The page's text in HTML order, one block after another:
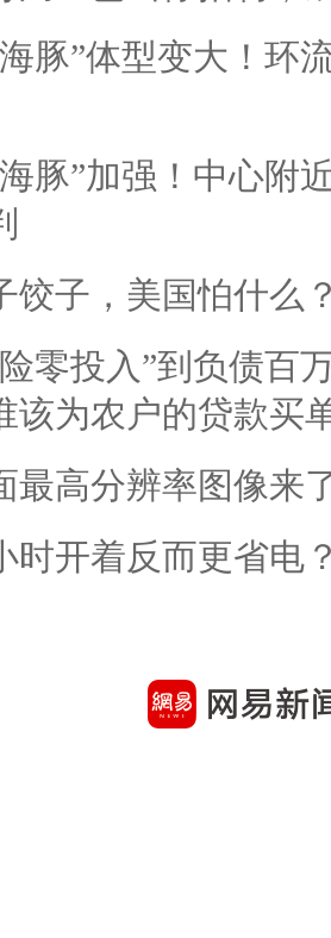
豚”体型变大！环
豚”加强！中心附
饺子，美国怕什么
零投入”到负债百
该为农户的贷款买
最高分辨率图像来
时开着反而更省电